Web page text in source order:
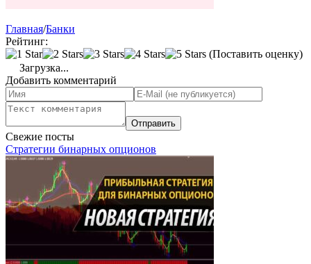
Главная/Банки
Рейтинг:
(Поставить оценку)
Загрузка...
Добавить комментарий
Свежие посты
Стратегии бинарных опционов